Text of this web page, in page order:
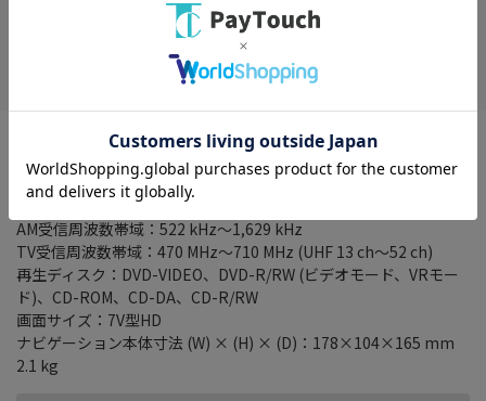
在庫がありません
最大消費電流：10 A
使用電源：DC 14.4 V ( 10.8 V～15.1 V使用可能)
最大出力：50 W×4 ch
FM受信周波数帯域：76.0 MHz～99.0 MHz
AM受信周波数帯域：522 kHz～1,629 kHz
TV受信周波数帯域：470 MHz～710 MHz (UHF 13 ch～52 ch)
再生ディスク：DVD-VIDEO、DVD-R/RW (ビデオモード、VRモー
ド)、CD-ROM、CD-DA、CD-R/RW
画面サイズ：7V型HD
ナビゲーション本体寸法 (W) × (H) × (D)：178×104×165 mm
2.1 kg